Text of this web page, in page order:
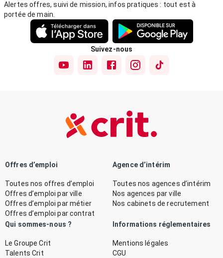
Alertes offres, suivi de mission, infos pratiques : tout est à
portée de main.
Suivez-nous
Offres d’emploi
Toutes nos offres d’emploi
Offres d’emploi par ville
Offres d’emploi par métier
Offres d’emploi par contrat
Agence d’intérim
Toutes nos agences d’intérim
Nos agences par ville
Nos cabinets de recrutement
Qui sommes-nous ?
Le Groupe Crit
Talents Crit
Informations réglementaires
Mentions légales
CGU